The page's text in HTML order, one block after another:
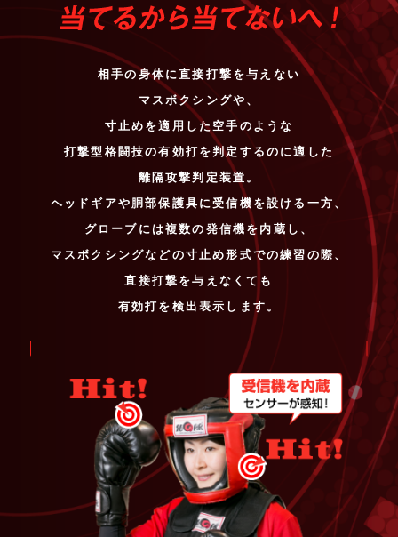
相手の身体に直接打撃を与えない
マスボクシングや、
寸止めを適用した空手のような
打撃型格闘技の有効打を判定するのに適した
離隔攻撃判定装置。
ヘッドギアや胴部保護具に受信機を設ける一方、
グローブには複数の発信機を内蔵し、
マスボクシングなどの寸止め形式での練習の際、
直接打撃を与えなくても
有効打を検出表示します。